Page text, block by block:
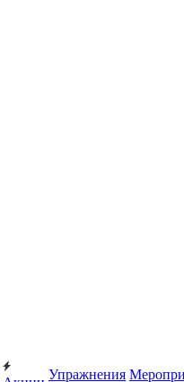
Упражнения